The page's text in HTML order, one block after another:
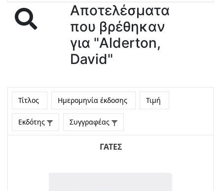
Αποτελέσματα
που βρέθηκαν
για "Alderton,
David"
Τίτλος Ημερομηνία έκδοσης Τιμή
Εκδότης Συγγραφέας
ΓΑΤΕΣ